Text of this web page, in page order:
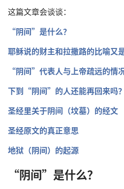
这篇文章会谈谈：
“阴间”是什么？
耶稣说的财主和拉撒路的比喻又
“阴间”代表人与上帝疏远的情
下到“阴间”的人还能再回来吗？
圣经里关于阴间（坟墓）的经文
圣经原文的真正意思
地狱（阴间）的起源
“阴间”是什么？